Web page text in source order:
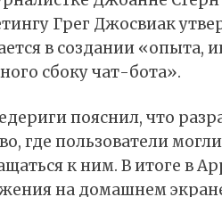
Грег Джосвиак
в создании «опыта,
сбоку чат-бота».
пояснил, что
где пользователи
к ним. В итоге в
на домашнем